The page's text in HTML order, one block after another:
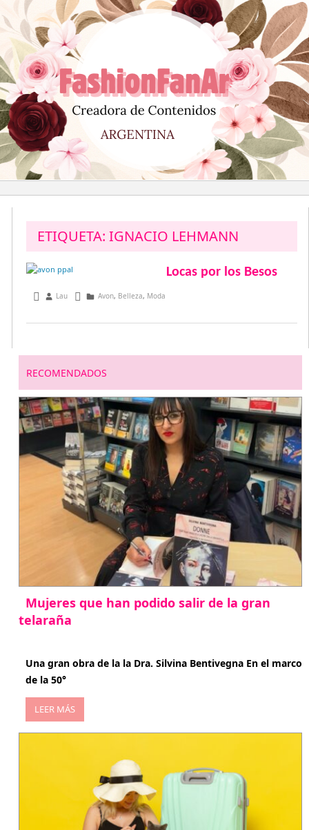
al
contenido
ETIQUETA: IGNACIO LEHMANN
Locas por los Besos
julio 16, 2014
Lau Avon, Belleza, Moda
RECOMENDADOS
Mujeres que han podido salir de la gran
telaraña
Una gran obra de la la Dra. Silvina Bentivegna En el marco
de la 50°
LEER MÁS